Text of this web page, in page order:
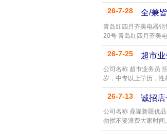
26-7-28 全/兼
青岛红四月齐美电器
20号 青岛红四月齐美
26-7-25 超市业
公司名称 超市业务员
岁，中专以上学历，
26-7-13 诚招店
公司名称 鼎隆新疆优
勿扰不要浪费大家时